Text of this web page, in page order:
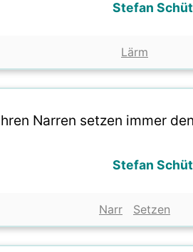
Stefan
Lärm
Narren setzen immer
Stefan
Narr Setzen